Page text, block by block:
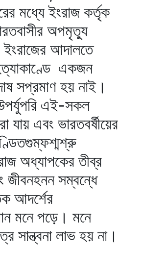
মধ্যে ইংরাজ কর্তৃক
অপমৃত্যু
ইংরাজের আদালতে
একজন
সপ্রমাণ হয় নাই।
এই-সকল
যায় এবং ভারতবর্ষীয়ের
অধ্যাপকের তীব্র
জীবনহনন সম্বন্ধে
আদর্শের
মনে পড়ে। মনে
সান্ত্বনা লাভ হয় না।